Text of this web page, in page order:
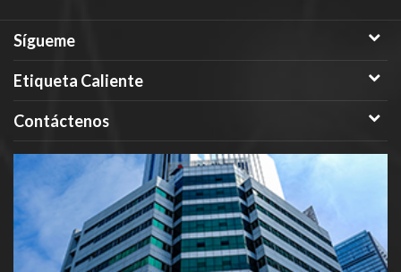
Sígueme
Etiqueta Caliente
Contáctenos